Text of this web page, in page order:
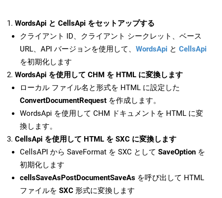
WordsApi と CellsApi をセットアップする
クライアント ID、クライアント シークレット、ベース
URL、API バージョンを使用して、 WordsApi と CellsApi
を初期化します
WordsApi を使用して CHM を HTML に変換します
ローカル ファイル名と形式を HTML に設定した
ConvertDocumentRequest を作成します。
WordsApi を使用して CHM ドキュメントを HTML に変
換します。
CellsApi を使用して HTML を SXC に変換します
CellsAPI から SaveFormat を SXC として SaveOption を
初期化します
cellsSaveAsPostDocumentSaveAs を呼び出して HTML
ファイルを SXC 形式に変換します